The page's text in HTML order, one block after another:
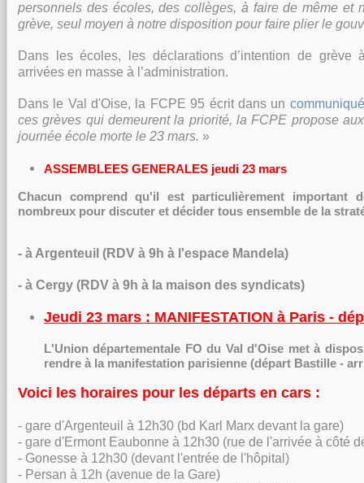
personnels des écoles, des collèges, à faire de même et
grève, seul moyen à notre disposition pour faire plier le
Dans les écoles, les déclarations d’intention de grève
arrivées en masse à l’administration.
Dans le Val d'Oise, la FCPE 95 écrit dans un
ces grèves qui demeurent la priorité, la FCPE propose
journée école morte le 23 mars. »
ASSEMBLEES GENERALES jeudi 23 mars
Chacun comprend qu'il est particulièrement important
nombreux pour discuter et décider tous ensemble de la
- à Argenteuil (RDV à 9h à l'espace Mandela)
- à Cergy (RDV à 9h à la maison des syndicats)
Jeudi 23 mars : MANIFESTATION à Paris -
L'Union départementale FO du Val d'Oise met à
rendre à la manifestation parisienne (départ Bastille -
Voici les horaires pour les départs en cars :
- gare d'Argenteuil à 12h30 (bd Karl Marx devant la gare)
- gare d'Ermont Eaubonne à 12h30 (rue de l'arrivée à côté
- Gonesse à 12h30 (devant l'entrée de l'hôpital)
- Persan à 12h (avenue de la Gare)